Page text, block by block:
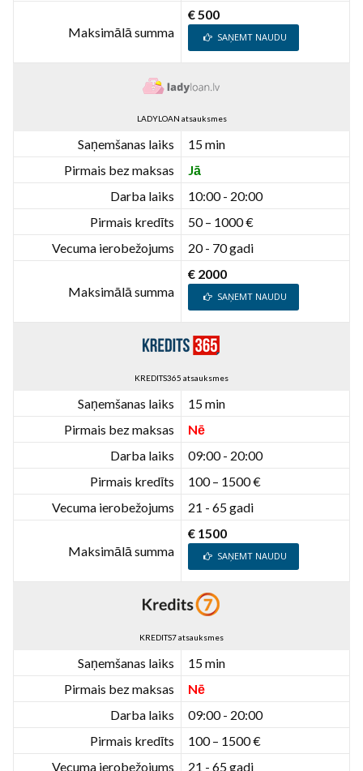
Maksimālā summa
€ 500
SAŅEMT NAUDU
LADYLOAN atsauksmes
Saņemšanas laiks
15 min
Pirmais bez maksas
Jā
Darba laiks
10:00 - 20:00
Pirmais kredīts
50 – 1000 €
Vecuma ierobežojums
20 - 70 gadi
Maksimālā summa
€ 2000
SAŅEMT NAUDU
KREDITS365 atsauksmes
Saņemšanas laiks
15 min
Pirmais bez maksas
Nē
Darba laiks
09:00 - 20:00
Pirmais kredīts
100 – 1500 €
Vecuma ierobežojums
21 - 65 gadi
Maksimālā summa
€ 1500
SAŅEMT NAUDU
KREDITS7 atsauksmes
Saņemšanas laiks
15 min
Pirmais bez maksas
Nē
Darba laiks
09:00 - 20:00
Pirmais kredīts
100 – 1500 €
Vecuma ierobežojums
21 - 65 gadi